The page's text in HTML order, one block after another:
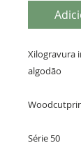
Xilogravura
algodão
Série 50